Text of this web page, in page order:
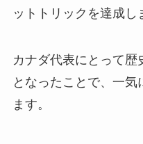
ットトリックを達成し
カナダ代表にとって
となったことで、一
ます。